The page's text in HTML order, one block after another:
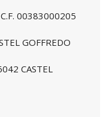
00383000205
GOFFREDO
CASTEL